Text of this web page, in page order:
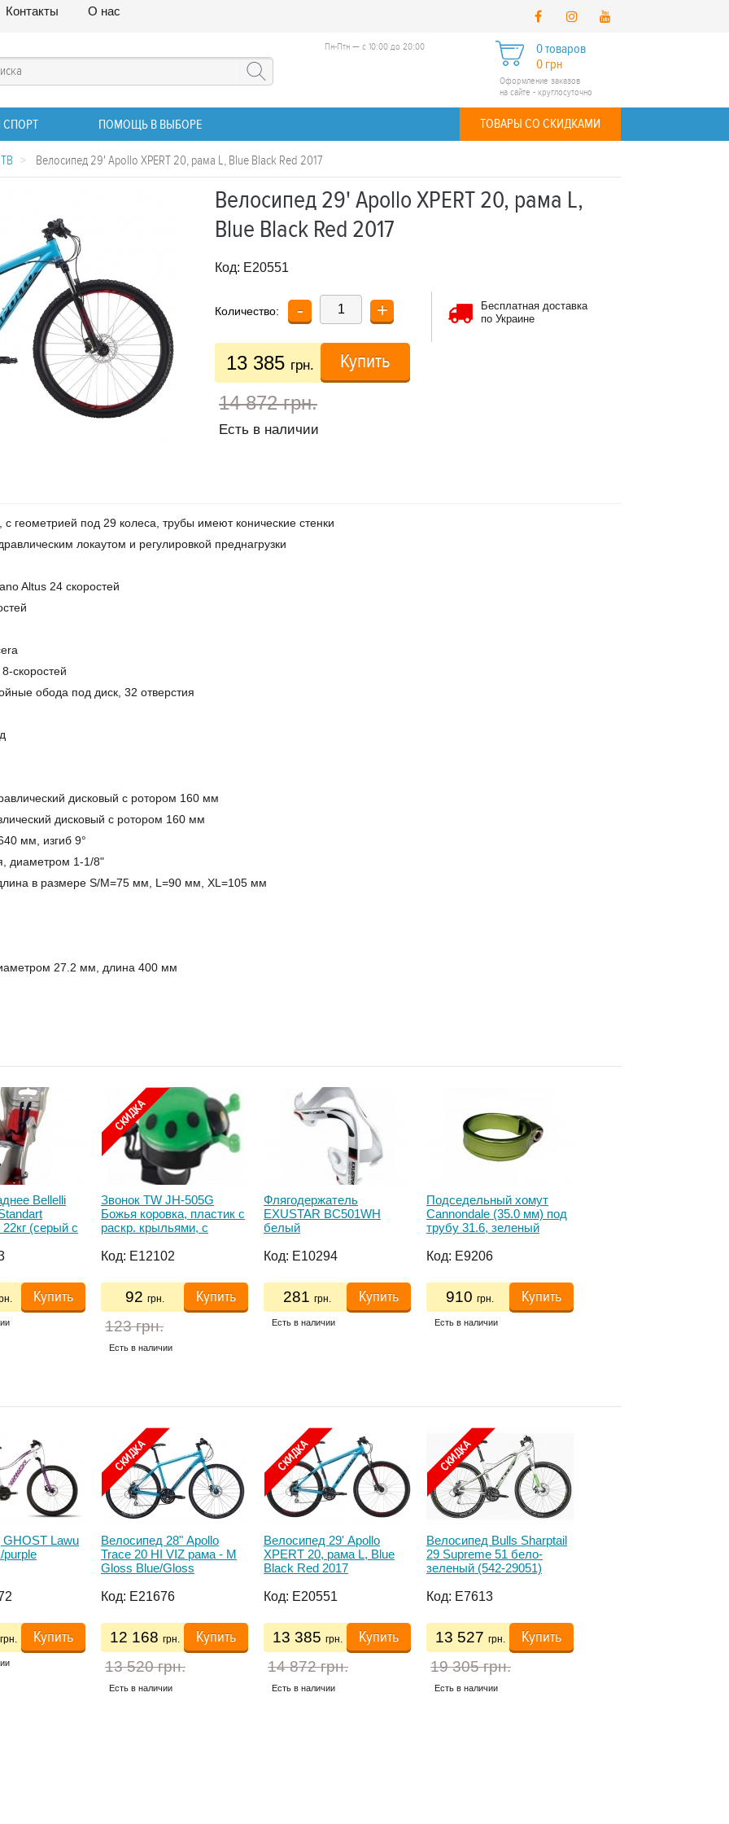
Контакты О нас
0 товаров
0 грн
Оформление заказов
на сайте - круглосуточно
Пн-Птн — с 10:00 до 20:00
ПОМОЩЬ В ВЫБОРЕ ТОВАРЫ СО СКИДКАМИ
> Велосипед 29' Apollo XPERT 20, рама L, Blue Black Red 2017
Велосипед 29' Apollo XPERT 20, рама L,
Blue Black Red 2017
Код: E20551
Количество: - +
13 385 грн. Купить
14 872 грн.
Есть в наличии
Бесплатная доставка
по Украине
геометрией под 29 колеса, трубы имеют конические стенки
локаутом и регулировкой преднагрузки
Altus 24 скоростей
скоростей
обода под диск, 32 отверстия
дисковый с ротором 160 мм
дисковый с ротором 160 мм
мм, изгиб 9°
диаметром 1-1/8"
в размере S/M=75 мм, L=90 мм, XL=105 мм
27.2 мм, длина 400 мм
Bellelli
(серый с
Купить
Звонок TW JH-505G
Божья коровка, пластик с
раскр. крыльями, с
большой палец, зелен.
Код: E12102
92 грн. Купить
123 грн.
Есть в наличии
Флягодержатель
EXUSTAR BC501WH
белый
Код: E10294
281 грн. Купить
Есть в наличии
Подседельный хомут
Cannondale (35.0 мм) под
трубу 31.6, зеленый
Код: E9206
910 грн. Купить
Есть в наличии
Lawu
purple
грн. Купить
Велосипед 28" Apollo
Trace 20 HI VIZ рама - M
Gloss Blue/Gloss
Код: E21676
12 168 грн. Купить
13 520 грн.
Есть в наличии
Велосипед 29' Apollo
XPERT 20, рама L, Blue
Black Red 2017
Код: E20551
13 385 грн. Купить
14 872 грн.
Есть в наличии
Велосипед Bulls Sharptail
29 Supreme 51 бело-
зеленый (542-29051)
Код: E7613
13 527 грн. Купить
19 305 грн.
Есть в наличии